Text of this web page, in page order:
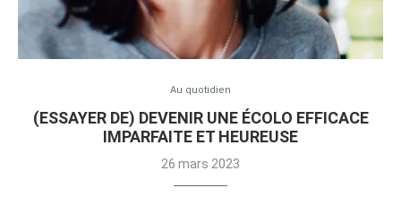
Au quotidien
(ESSAYER DE) DEVENIR UNE ÉCOLO EFFICACE
IMPARFAITE ET HEUREUSE
26 mars 2023